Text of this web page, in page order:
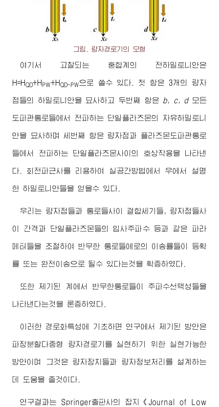
그림. 량자경로기의 모형
여기서 고찰되는 혼합계의 전하밀토니안은
H=HQD+H PW+HQD-PW으로 쓸수 있다. 첫 항은 3개의 량자
점들의 하밀토니안을 묘사하고 두번째 항은 b, c, d모든
도파관통로들에서 전파하는 단일플라즈몬의 자유하밀토니
안을 묘사하며 세번째 항은 량자점과 플라즈몬도파관통로
들에서 전파하는 단일플라즈몬사이의 호상작용을 나타낸
다. 회전파근사를 리용하여 실공간방법에서 우에서 설명
한 하밀토니안들을 얻을수 있다.
우리는 량자점들과 통로들사이 결합세기들, 량자점들사
이 간격과 단일플라즈몬들의 입사주파수 등과 같은 파라
메터들을 조절하여 반무한 통로들에로의 이송률들이 등확
률 또는 완전이송으로 될수 있다는것을 확증하였다.
또한 제기된 계에서 반무한통로들이 주파수선택성들을
나타낸다는것을 론증하였다.
이러한 경로화특성에 기초하면 연구에서 제기된 방안은
파장분할다중형 량자경로기를 실현하기 위한 실현가능한
방안이며 그것은 량자장치들과 량자정보처리를 설계하는
데 도움을 줄것이다.
연구결과는 Springer출판사의 잡지《Journal of Low